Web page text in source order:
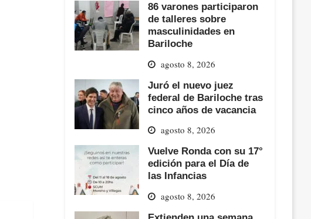
86 varones participaron
de talleres sobre
masculinidades en
Bariloche
agosto 8, 2026
Juró el nuevo juez
federal de Bariloche tras
cinco años de vacancia
agosto 8, 2026
Vuelve Ronda con su 17°
edición para el Día de
las Infancias
agosto 8, 2026